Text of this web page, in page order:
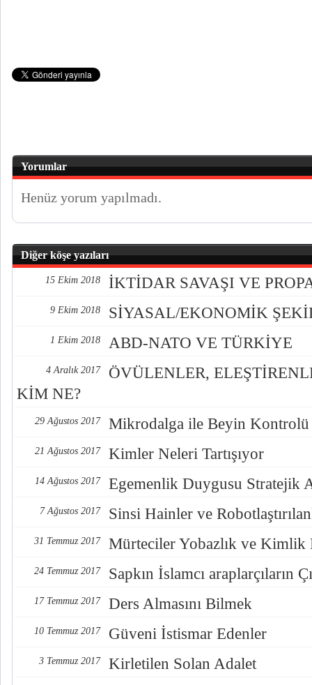
Yorumlar
Henüz yorum yapılmadı.
Diğer köşe yazıları
15 Ekim 2018 İKTİDAR SAVAŞI VE
9 Ekim 2018 SİYASAL/EKONOMİK
1 Ekim 2018 ABD-NATO VE TÜRKİYE
4 Aralık 2017
ÖVÜLENLER,
KİM NE?
29 Ağustos 2017 Mikrodalga ile Beyin Kontrolü
21 Ağustos 2017 Kimler Neleri Tartışıyor
14 Ağustos 2017 Egemenlik Duygusu Stratejik
7 Ağustos 2017 Sinsi Hainler ve
31 Temmuz 2017 Mürteciler Yobazlık ve Kimlik
24 Temmuz 2017 Sapkın İslamcı araplarçıların
17 Temmuz 2017 Ders Almasını Bilmek
10 Temmuz 2017 Güveni İstismar Edenler
3 Temmuz 2017 Kirletilen Solan Adalet